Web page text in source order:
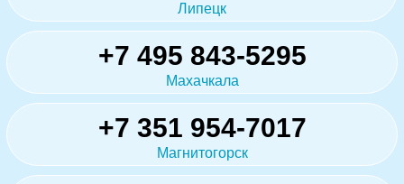
Липецк
+7 495 843-5295
Махачкала
+7 351 954-7017
Магнитогорск